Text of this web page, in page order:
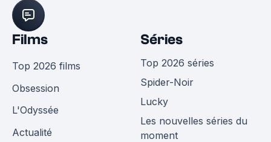
Films
Top 2026 films
Obsession
L'Odyssée
Actualité
Séries
Top 2026 séries
Spider-Noir
Lucky
Les nouvelles séries du
moment